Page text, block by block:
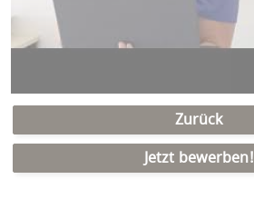
Zurück
Jetzt bewerben!